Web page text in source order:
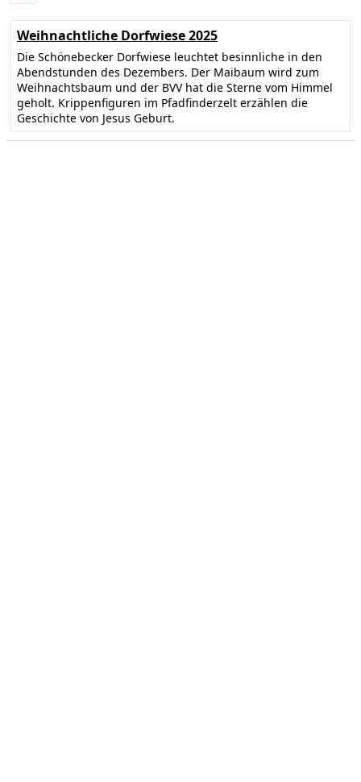
Weihnachtliche Dorfwiese 2025
Die Schönebecker Dorfwiese leuchtet besinnliche in den
Abendstunden des Dezembers. Der Maibaum wird zum
Weihnachtsbaum und der BVV hat die Sterne vom Himmel
geholt. Krippenfiguren im Pfadfinderzelt erzählen die
Geschichte von Jesus Geburt.